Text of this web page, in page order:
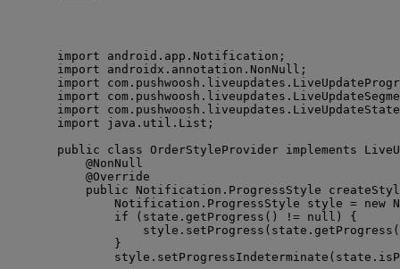
import android.app.Notification ;
import
androidx.annotation.NonNull ;
import
import
import
com.pushwoosh.liveupdates.LiveUpdateState
import
java.util.List ;
public
class OrderStyleProvider implements
@NonNull
@Override
public
Notification . ProgressStyle
Notification . ProgressStyle style = new
if ( state . getProgress () != null ) {
style . setProgress ( state . getProgress
}
style . setProgressIndeterminate ( state .